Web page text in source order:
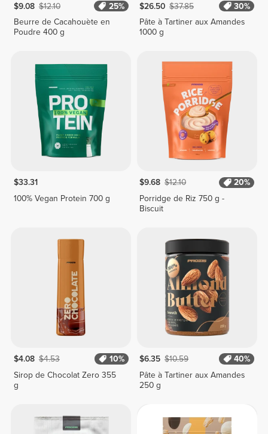
$9.08 $12.10
25%
Beurre de Cacahouète en
Poudre 400 g
$26.50 $37.85
30%
Pâte à Tartiner aux Amandes
1000 g
$33.31
100% Vegan Protein 700 g
$9.68 $12.10
20%
Porridge de Riz 750 g -
Biscuit
$4.08 $4.53
10%
Sirop de Chocolat Zero 355
g
$6.35 $10.59
40%
Pâte à Tartiner aux Amandes
250 g